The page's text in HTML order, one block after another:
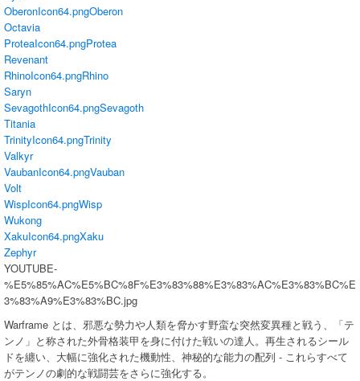
OberonIcon64.pngOberon
Octavia
ProteaIcon64.pngProtea
Revenant
RhinoIcon64.pngRhino
Saryn
SevagothIcon64.pngSevagoth
Titania
TrinityIcon64.pngTrinity
Valkyr
VaubanIcon64.pngVauban
Volt
WispIcon64.pngWisp
Wukong
XakuIcon64.pngXaku
Zephyr
YOUTUBE-
%E5%85%AC%E5%BC%8F%E3%83%88%E3%83%AC%E3%83%BC%E
3%83%A9%E3%83%BC.jpg
Warframe とは、邪悪な勢力や人類を脅かす野蛮な突然変異種と戦う、「テ
ンノ」と称された外骨格装甲を身に付けた戦いの達人。再生されるシール
ドを纏い、大幅に強化された機動性、神秘的な能力の配列 - これらすべて
がテンノの劇的な戦闘芸をさらに強化する。